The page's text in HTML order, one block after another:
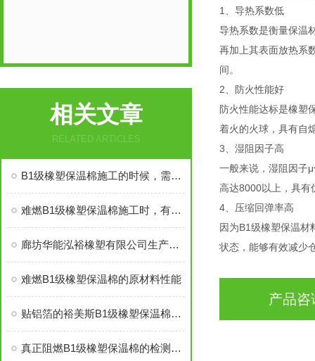
相关文章
RELATED ARTICLES
B1级橡塑保温棉施工的时候，需要注意哪些事项
难燃B1级橡塑保温棉施工时，有些事情得注意
廊坊华能泓裕橡塑有限公司生产的圣裕德B1级橡塑保温棉为什么如此受欢迎？
难燃B1级橡塑保温棉的原材料性能
贴铝箔的裕美斯B1级橡塑保温棉优点技术指标
真正阻燃B1级橡塑保温棉的检测标准及技术指标
1、导热系数低
导热系数是衡量保温
再加上其表面放热系
间。
2、防火性能好
防火性能达标是橡塑
着火的火球，具有自
3、湿阻因子高
一般来说，湿阻因子
高达8000以上，具有
4、压缩回弹率高
因为B1级橡塑保温
状态，能够有效减少
产品咨